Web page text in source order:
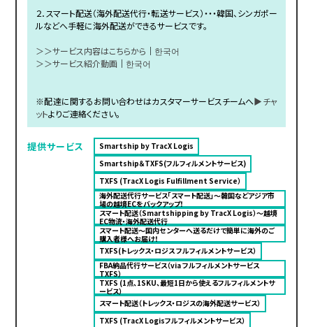
２．スマート配送（海外配送代行・転送サービス）・・・韓国、シンガポー
ルなどへ手軽に海外配送ができるサービスです。
＞＞サービス内容はこちらから ｜ 한국어
＞＞サービス紹介動画 ｜ 한국어
※配達に関するお問い合わせはカスタマーサービスチームへ▶チャ
ットよりご連絡ください。
提供サービス
Smartship by TracX Logis
Smartship＆TXFS(フルフィルメントサービス)
TXFS (TracX Logis Fulfillment Service）
海外配送代行サービス「スマート配送」〜韓国などアジア市
場の越境ECをバックアップ！
スマート配送（Smartshipping by TracX Logis）～越境
EC物流・海外配送代行
スマート配送～国内センターへ送るだけで簡単に海外のご
購入者様へお届け！
TXFS(トレックス・ロジス フルフィルメントサービス）
FBA納品代行サービス（via フルフィルメントサービス
TXFS）
TXFS (1点、1SKU、最短1日から使えるフルフィルメントサ
ービス）
スマート配送（トレックス・ロジスの海外配送サービス）
TXFS (TracX Logisフルフィルメントサービス）